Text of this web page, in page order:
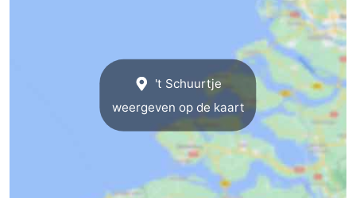
't Schuurtje
weergeven op de kaart